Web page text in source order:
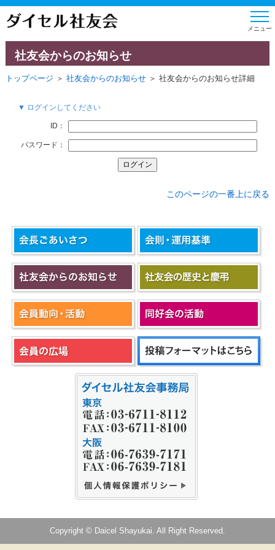
社友会からのお知らせ
トップページ ＞ 社友会からのお知らせ＞ 社友会からのお知らせ詳細
▼ ログインしてください
ID：
パスワード：
このページの一番上に戻る
Copyright © Daicel Shayukai. All Right Reserved.